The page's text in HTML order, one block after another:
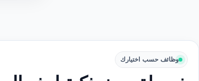
وظائف حسب اختيارك